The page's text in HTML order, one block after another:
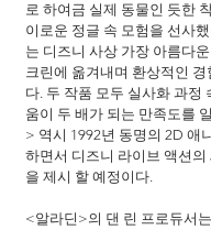
로 하여금 실제 동물인 듯한
이로운 정글 속 모험을 선사
는 디즈니 사상 가장 아름다
크린에 옮겨내며 환상적인 경
다. 두 작품 모두 실사화 과정
움이 두 배가 되는 만족도를
> 역시 1992년 동명의 2D 애
하면서 디즈니 라이브 액션의
을 제시 할 예정이다.
<알라딘>의 댄 린 프로듀서